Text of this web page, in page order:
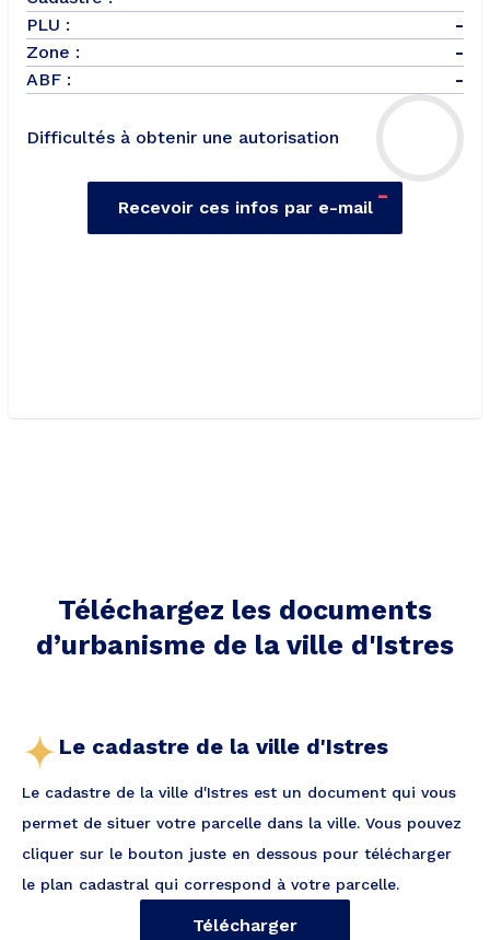
PLU :
-
Zone :
-
ABF :
-
Difficultés à obtenir une autorisation
-
Recevoir ces infos par e-mail
Téléchargez les documents
d’urbanisme de la ville d'Istres
Le cadastre de la ville d'Istres
Le cadastre de la ville d'Istres est un document qui vous
permet de situer votre parcelle dans la ville. Vous pouvez
cliquer sur le bouton juste en dessous pour télécharger
le plan cadastral qui correspond à votre parcelle.
Télécharger